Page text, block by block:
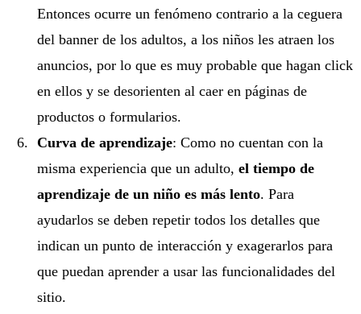
Entonces ocurre un fenómeno contrario a la ceguera
del banner de los adultos, a los niños les atraen los
anuncios, por lo que es muy probable que hagan click
en ellos y se desorienten al caer en páginas de
productos o formularios.
Curva de aprendizaje: Como no cuentan con la
misma experiencia que un adulto,el tiempo de
aprendizaje de un niño es más lento. Para
ayudarlos se deben repetir todos los detalles que
indican un punto de interacción y exagerarlos para
que puedan aprender a usar las funcionalidades del
sitio.